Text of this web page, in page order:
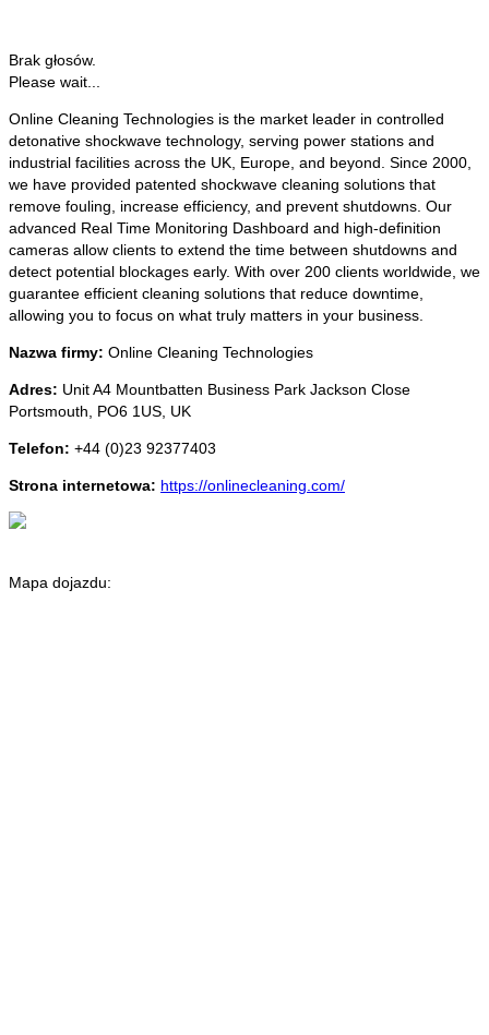
Brak głosów.
Please wait...
Online Cleaning Technologies is the market leader in controlled
detonative shockwave technology, serving power stations and
industrial facilities across the UK, Europe, and beyond. Since 2000,
we have provided patented shockwave cleaning solutions that
remove fouling, increase efficiency, and prevent shutdowns. Our
advanced Real Time Monitoring Dashboard and high-definition
cameras allow clients to extend the time between shutdowns and
detect potential blockages early. With over 200 clients worldwide, we
guarantee efficient cleaning solutions that reduce downtime,
allowing you to focus on what truly matters in your business.
Nazwa firmy: Online Cleaning Technologies
Adres: Unit A4 Mountbatten Business Park Jackson Close
Portsmouth
PO6 1US UK
Telefon: +44 (0)23 92377403
Strona internetowa: https://onlinecleaning.com/
Mapa dojazdu: